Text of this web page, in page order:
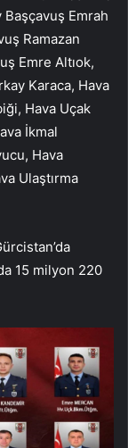
Başçavuş Emrah
Ramazan
Emre Altıok,
Karaca, Hava
Hava Uçak
İkmal
Hava
Ulaştırma
15 milyon 220